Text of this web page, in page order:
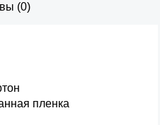
(0)
пленка